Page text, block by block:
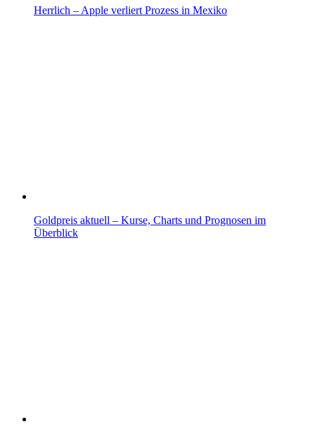
Herrlich – Apple verliert Prozess in Mexiko
Goldpreis aktuell – Kurse, Charts und Prognosen im
Überblick